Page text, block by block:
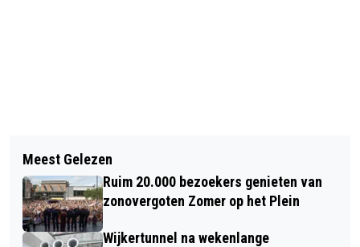
VERTREKKEND AZ-DIRECTEUR
HUIBERTS EREBURGER GEMEENTE
ALKMAAR
ALKMAARSE BROUWERIJ KOMT MET
‘HOP HOLLAND HOP’ BIER VOOR WK
Meest Gelezen
Ruim 20.000 bezoekers genieten van
zonovergoten Zomer op het Plein
Wijkertunnel na wekenlange